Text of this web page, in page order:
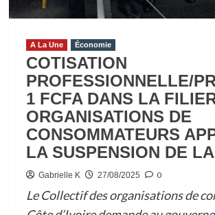
COULIBALY
A La Une Économie
COTISATION
PROFESSIONNELLE/
1 FCFA DANS LA
ORGANISATIONS DE
CONSOMMATEURS
LA SUSPENSION DE
Gabrielle K 27/08/2025 0
Le Collectif des organisations de